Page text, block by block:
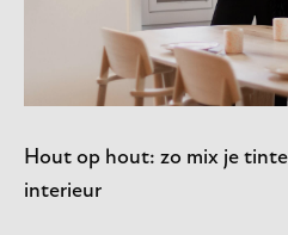
Hout op hout: zo mix je
interieur